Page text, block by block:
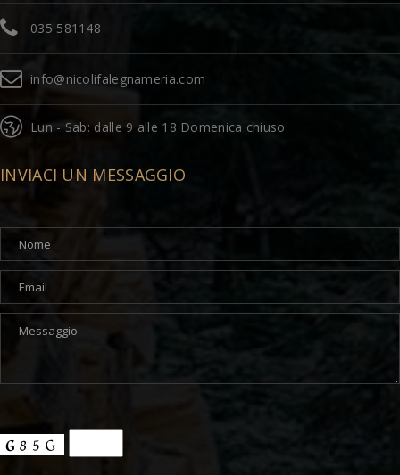
035 581148
info@nicolifalegnameria.com
Lun - Sab: dalle 9 alle 18 Domenica chiuso
INVIACI UN MESSAGGIO